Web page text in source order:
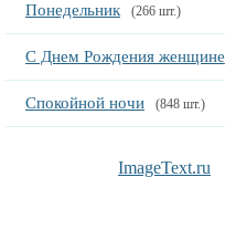
Понедельник (266 шт.)
С Днем Рождения женщине
Спокойной ночи (848 шт.)
ImageText.ru